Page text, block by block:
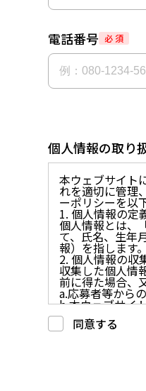
電話番号 必 須
個人情報の取り
本ウェブサイト
れを適切に管理
ーポリシーを以
1. 個人情報の定
個人情報とは、
て、氏名、生年
報）を指します
2. 個人情報の収
収集した個人情
前に得た場合、
a.応募者等から
b.本ウェブサイ
c.重要なお知ら
d.上記の利用目
同意する